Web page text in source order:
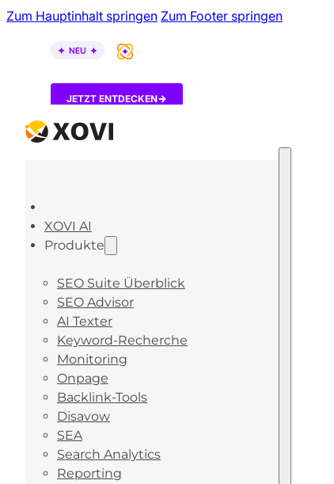
Zum Hauptinhalt springen Zum Footer springen
JETZT ENTDECKEN
XOVI AI
Produkte
SEO Suite Überblick
SEO Advisor
AI Texter
Keyword-Recherche
Monitoring
Onpage
Backlink-Tools
Disavow
SEA
Search Analytics
Reporting